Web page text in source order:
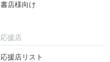
書店様向け
応援店
応援店リスト